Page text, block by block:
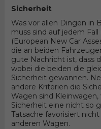
Sicherheit
Was vor allen Dingen in
muss sind auf jedem
(European New Car
die an beiden
gute Nachricht ist, dass
wobei die beiden die
Sicherheit gewannen.
andere Kriterien die
Wagen sind
Sicherheit eine nicht so
Tatsache favorisiert
anderen Wagen.